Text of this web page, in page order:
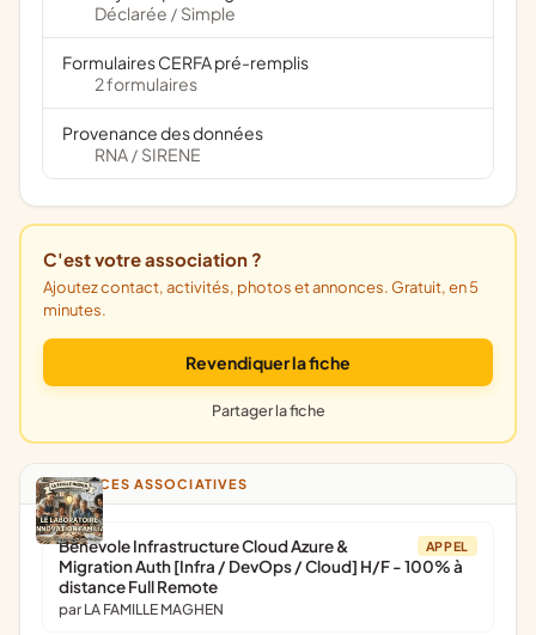
Déclarée / Simple
Formulaires CERFA pré-remplis
2 formulaires
Provenance des données
RNA / SIRENE
C'est votre association ?
Ajoutez contact, activités, photos et annonces. Gratuit, en 5
minutes.
Revendiquer la fiche
Partager la fiche
ANNONCES ASSOCIATIVES
APPEL
Bénévole Infrastructure Cloud Azure &
Migration Auth [Infra / DevOps / Cloud] H/F - 100% à
distance Full Remote
par LA FAMILLE MAGHEN